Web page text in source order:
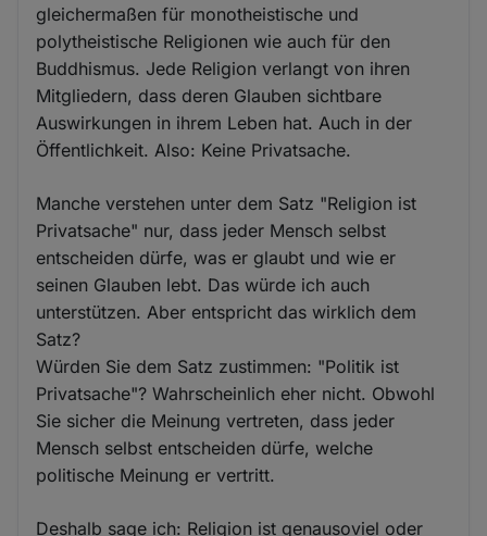
gleichermaßen für monotheistische und
polytheistische Religionen wie auch für den
Buddhismus. Jede Religion verlangt von ihren
Mitgliedern, dass deren Glauben sichtbare
Auswirkungen in ihrem Leben hat. Auch in der
Öffentlichkeit. Also: Keine Privatsache.
Manche verstehen unter dem Satz "Religion ist
Privatsache" nur, dass jeder Mensch selbst
entscheiden dürfe, was er glaubt und wie er
seinen Glauben lebt. Das würde ich auch
unterstützen. Aber entspricht das wirklich dem
Satz?
Würden Sie dem Satz zustimmen: "Politik ist
Privatsache"? Wahrscheinlich eher nicht. Obwohl
Sie sicher die Meinung vertreten, dass jeder
Mensch selbst entscheiden dürfe, welche
politische Meinung er vertritt.
Deshalb sage ich: Religion ist genausoviel oder